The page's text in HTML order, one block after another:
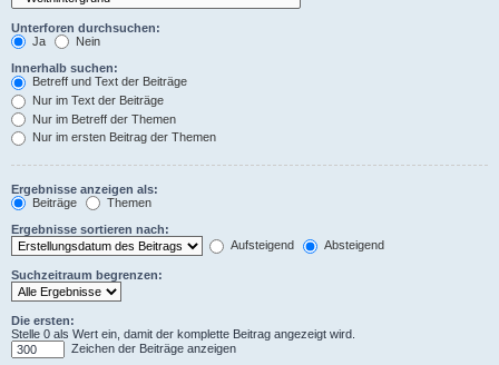
Unterforen durchsuchen:
Ja
Nein
Innerhalb suchen:
Betreff und Text der Beiträge
Nur im Text der Beiträge
Nur im Betreff der Themen
Nur im ersten Beitrag der Themen
Ergebnisse anzeigen als:
Beiträge
Themen
Ergebnisse sortieren nach:
Aufsteigend
Absteigend
Suchzeitraum begrenzen:
Die ersten:
Stelle 0 als Wert ein, damit der komplette Beitrag angezeigt wird.
Zeichen der Beiträge anzeigen